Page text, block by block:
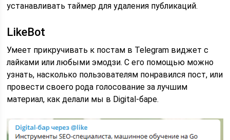
устанавливать таймер для удаления публикаций.
LikeBot
Умеет прикручивать к постам в Telegram виджет с
лайками или любыми эмодзи. С его помощью можно
узнать, насколько пользователям понравился пост, или
провести своего рода голосование за лучшим
материал, как делали мы в Digital-баре.